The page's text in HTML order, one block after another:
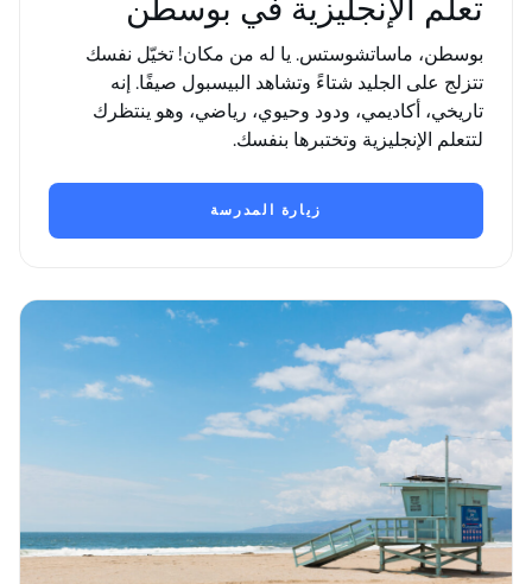
تعلم الإنجليزية في بوسطن
بوسطن، ماساتشوستس. يا له من مكان! تخيّل نفسك
تتزلج على الجليد شتاءً وتشاهد البيسبول صيفًا. إنه
تاريخي، أكاديمي، ودود وحيوي، رياضي، وهو ينتظرك
لتتعلم الإنجليزية وتختبرها بنفسك.
زيارة المدرسة